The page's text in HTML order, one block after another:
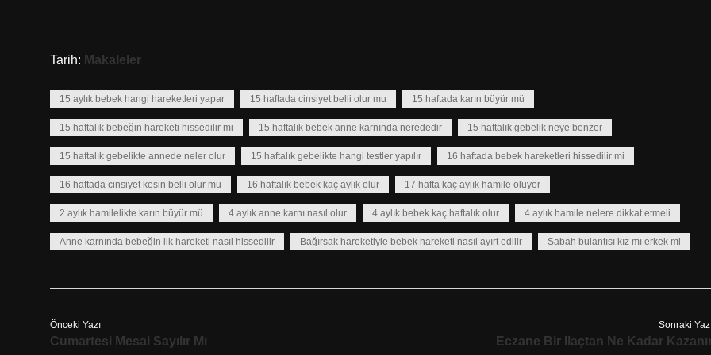
Tarih: Makaleler
15 aylık bebek hangi hareketleri yapar 15 haftada cinsiyet belli olur mu 15 haftada karın büyür mü
15 haftalık bebeğin hareketi hissedilir mi 15 haftalık bebek anne karnında nerededir 15 haftalık gebelik neye benzer
15 haftalık gebelikte annede neler olur 15 haftalık gebelikte hangi testler yapılır 16 haftada bebek hareketleri hissedilir mi
16 haftada cinsiyet kesin belli olur mu 16 haftalık bebek kaç aylık olur 17 hafta kaç aylık hamile oluyor
2 aylık hamilelikte karın büyür mü 4 aylık anne karnı nasıl olur 4 aylık bebek kaç haftalık olur 4 aylık hamile nelere dikkat etmeli
Anne karnında bebeğin ilk hareketi nasıl hissedilir Bağırsak hareketiyle bebek hareketi nasıl ayırt edilir Sabah bulantısı kız mı erkek mi
Önceki Yazı
Cumartesi Mesai Sayılır Mı
Sonraki
Eczane Bir Ilaçtan Ne Kadar